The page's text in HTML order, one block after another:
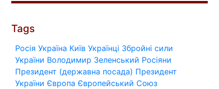
Tags
Росія Україна Київ Українці Збройні сили
України Володимир Зеленський Росіяни
Президент (державна посада) Президент
України Європа Європейський Союз